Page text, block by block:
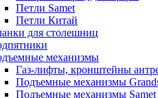
Петли Samet
Петли Китай
для столешниц
механизмы
Газ-лифты, кронштейны
Подъемные механизмы
Подъемные механизмы Samet